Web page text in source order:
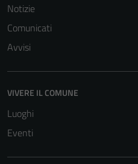
Notizie
Comunicati
Avvisi
VIVERE IL COMUNE
Luoghi
Eventi